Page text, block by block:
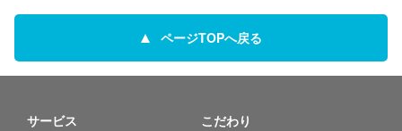
ページTOPへ戻る
サービス こだわり